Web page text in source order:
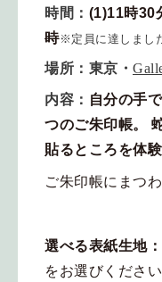
時間： (1)11時
時※定員に達しまし
場所： 東京・
内容： 自分の手
つのご朱印帳。
貼るところを体験
ご朱印帳にまつ
選べる表紙生地：
をお選びください